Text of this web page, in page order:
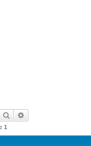
Hledat
z 1